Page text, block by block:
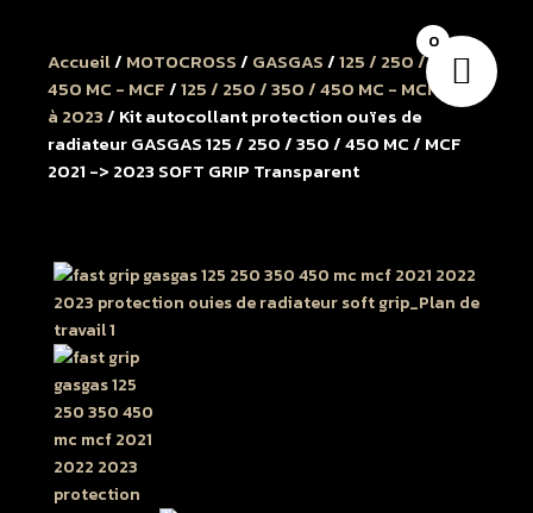
Accueil/ MOTOCROSS/ GASGAS/125 / 250 / 350 /
450 MC - MCF/125 / 250 / 350 / 450 MC - MCF 2021
à 2023/ Kit autocollant protection ouïes de
radiateur GASGAS 125 / 250 / 350 / 450 MC / MCF
2021 -> 2023 SOFT GRIP Transparent
0